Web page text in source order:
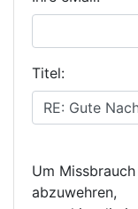
Titel:
Um
abzuwehren,